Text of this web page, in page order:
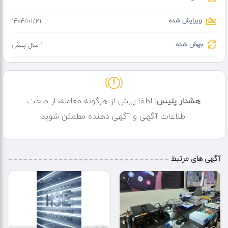
️ تلفن ثابت: 05136623700
وب‌سایت: [1001amozesh.ir]
منتظر دیدار شما عزیزان هستیم!
ویرایش شده ۱۴۰۴/۰۱/۲۱
جهش شده 1 سال پیش
هشدار پلیس: لطفا پیش از هرگونه معامله، از صحت
اطلاعات آگهی و آگهی دهنده مطمئن شوید
آگهی های مرتبط